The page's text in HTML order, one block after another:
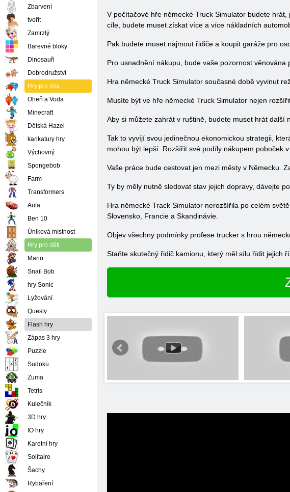
V počítačové hře německé Truck Simulator budete
cíle, budete muset získat více a více nákladních
Pak budete muset najmout řidiče a koupit garáže pro
Pro usnadnění nákupu, bude vaše pozornost
Hra německé Truck Simulator současné době vyvinut
Musíte být ve hře německé Truck Simulator nejen
Aby si můžete zahrát v ruštině, budete muset hrát další
Tak to vyvíjí svou jedinečnou ekonomickou strategii,
mohou být lepší. Rozšířit své podíly nákupem poboček
Vaše práce bude cestovat jen mezi městy v Německu.
Ty by měly nutně sledovat stav jejich dopravy, dávejte
Hra německé Track Simulator nerozšířila po celém
Slovensko, Francie a Skandinávie.
Objev všechny podmínky profese trucker s hrou
Staňte skutečný řidič kamionu, který měl sílu řídit jejich
Zbarvení
tvořit
Zamrzlý
Barevné bloky
Dinosauři
Dobrodružství
Hry pro dva
Oheň a Voda
Minecraft
Dětská Hazel
karikatury hry
Výchovný
Spongebob
Farm
Transformers
Auta
Ben 10
Úniková místnost
Hry pro děti
Mario
Snail Bob
hry Sonic
Lyžování
Questy
Flash hry
Zápas 3 hry
Puzzle
Sudoku
Zuma
Tetris
Kulečník
3D hry
IO hry
Karetní hry
Solitaire
Šachy
Rybaření